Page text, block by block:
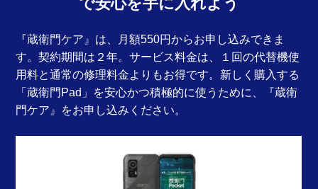
『蔵衛門ケア』は、月額550円からお申し込みできま
す。契約期間は２年。サービス料金は、１回の代替機使
用料と通常の修理料金よりもお得です。新しく購入する
「蔵衛門Pad」を安心かつ積極的に使うために、『蔵衛
門ケア』をお申し込みください。